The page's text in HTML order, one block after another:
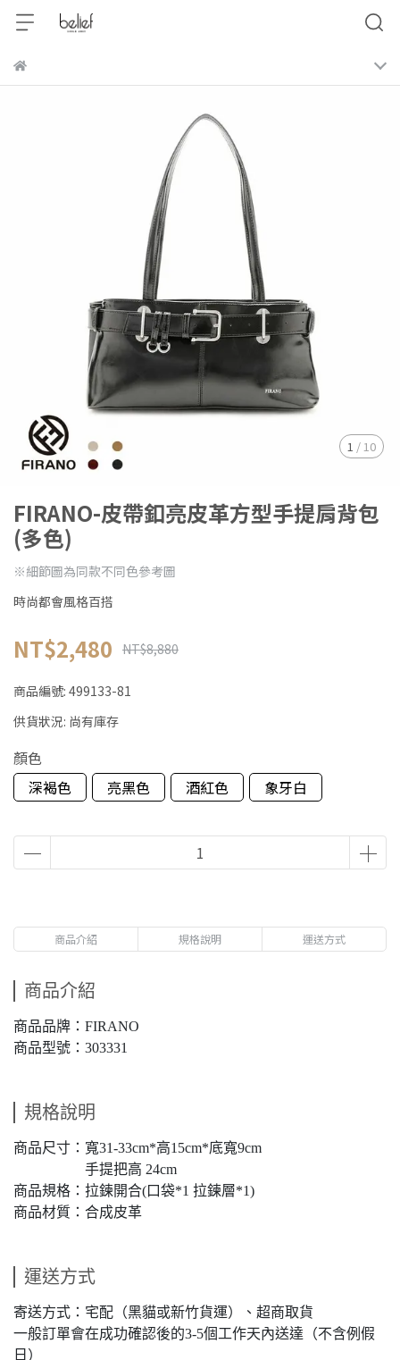
1 / 10
FIRANO-皮帶釦亮皮革方型手提肩背包
(多色)
※細節圖為同款不同色參考圖
時尚都會風格百搭
NT$2,480 NT$8,880
商品編號: 499133-81
供貨狀況: 尚有庫存
顏色
深褐色
亮黑色 酒紅色 象牙白
商品介紹 規格說明 運送方式
商品介紹
商品品牌：FIRANO
商品型號：303331
規格說明
商品尺寸：寬31-33cm*高15cm*底寬9cm
手提把高 24cm
商品規格：拉鍊開合(口袋*1 拉鍊層*1)
商品材質：合成皮革
運送方式
寄送方式：宅配（黑貓或新竹貨運）、超商取貨
一般訂單會在成功確認後的3-5個工作天內送達（不含例假
日）